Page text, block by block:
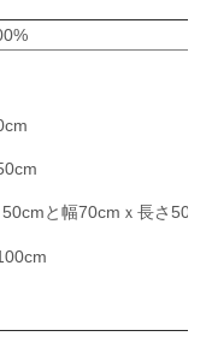
と幅70cmｘ長さ